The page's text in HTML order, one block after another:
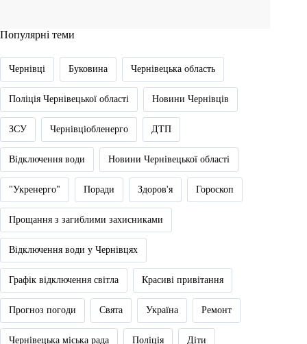
Популярні теми
Чернівці Буковина Чернівецька область
Поліція Чернівецької області Новини Чернівців
ЗСУ Чернівціобленерго ДТП
Відключення води Новини Чернівецької області
"Укренерго" Поради Здоров'я Гороскоп
Прощання з загиблими захисниками
Відключення води у Чернівцях
Графік відключення світла Красиві привітання
Прогноз погоди Свята Україна Ремонт
Чернівецька міська рада Поліція Діти